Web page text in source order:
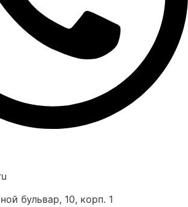
бульвар, 10, корп. 1